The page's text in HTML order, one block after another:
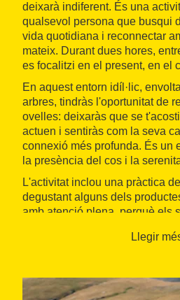
deixarà indiferent. És una
qualsevol persona que busqui
vida quotidiana i reconnectar
mateix. Durant dues hores,
es focalitzi en el present, en el
En aquest entorn idíl·lic,
arbres, tindràs l'oportunitat de
ovelles: deixaràs que se
actuen i sentiràs com la seva
connexió més profunda. És un
la presència del cos i la
L'activitat inclou una pràctica de
degustant alguns dels
amb atenció plena, perquè els
t'acompanyarà amb
un moment personal molt
Llegir